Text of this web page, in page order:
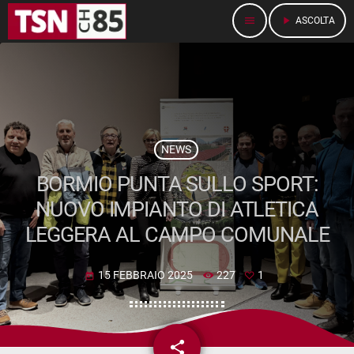
menu play_arrow ASCOLTA
NEWS
BORMIO PUNTA SULLO SPORT:
NUOVO IMPIANTO DI ATLETICA
LEGGERA AL CAMPO COMUNALE
today 15 FEBBRAIO 2025 227 1
share
email